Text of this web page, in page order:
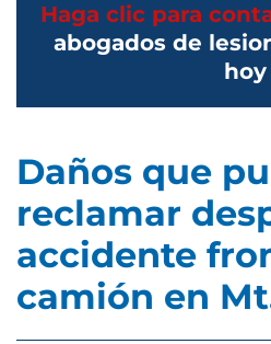
Haga clic para
abogados de
hoy
Daños que
reclamar
accidente
camión en